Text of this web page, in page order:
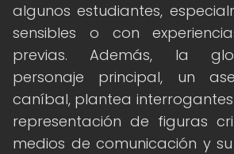
algunos estudiantes,
sensibles o con
previas. Además, la
personaje principal, un
caníbal, plantea
representación de figuras
medios de comunicación y